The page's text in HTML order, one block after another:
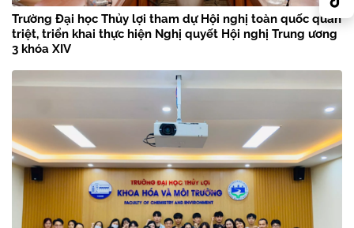
Trường Đại học Thủy lợi tham dự Hội nghị toàn quốc quán
triệt, triển khai thực hiện Nghị quyết Hội nghị Trung ương
3 khóa XIV